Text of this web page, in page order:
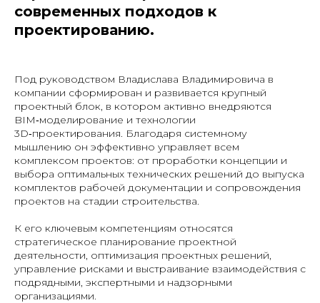
современных подходов к
проектированию.
Под руководством Владислава Владимировича в
компании сформирован и развивается крупный
проектный блок, в котором активно внедряются
BIM‑моделирование и технологии
3D‑проектирования. Благодаря системному
мышлению он эффективно управляет всем
комплексом проектов: от проработки концепции и
выбора оптимальных технических решений до выпуска
комплектов рабочей документации и сопровождения
проектов на стадии строительства.
К его ключевым компетенциям относятся
стратегическое планирование проектной
деятельности, оптимизация проектных решений,
управление рисками и выстраивание взаимодействия с
подрядными, экспертными и надзорными
организациями.